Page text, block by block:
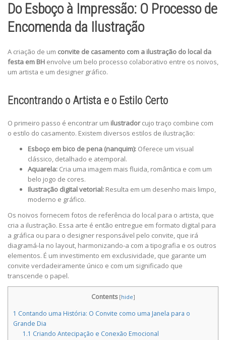
Do Esboço à Impressão: O Processo de
Encomenda da Ilustração
A criação de um convite de casamento com a ilustração do local da
festa em BH envolve um belo processo colaborativo entre os noivos,
um artista e um designer gráfico.
Encontrando o Artista e o Estilo Certo
O primeiro passo é encontrar um ilustradorcujo traço combine com
o estilo do casamento. Existem diversos estilos de ilustração:
Esboço em bico de pena (nanquim): Oferece um visual
clássico, detalhado e atemporal.
Aquarela: Cria uma imagem mais fluida, romântica e com um
belo jogo de cores.
Ilustração digital vetorial: Resulta em um desenho mais limpo,
moderno e gráfico.
Os noivos fornecem fotos de referência do local para o artista, que
cria a ilustração. Essa arte é então entregue em formato digital para
a gráfica ou para o designer responsável pelo convite, que irá
diagramá-la no layout, harmonizando-a com a tipografia e os outros
elementos. É um investimento em exclusividade, que garante um
convite verdadeiramente único e com um significado que
transcende o papel.
Contents [hide]
1 Contando uma História: O Convite como uma Janela para o
Grande Dia
1.1 Criando Antecipação e Conexão Emocional